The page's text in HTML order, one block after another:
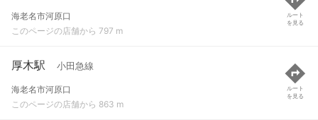
海老名市河原口
このページの店舗から 797 m
ルート
を見る
厚木駅 小田急線
海老名市河原口
このページの店舗から 863 m
ルート
を見る